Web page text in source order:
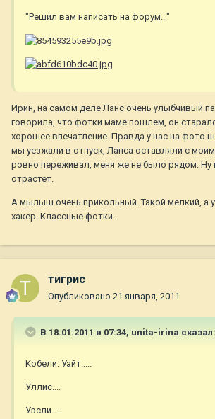
"Решил вам написать на форум..."
Ирин, на самом деле Ланс очень улыбчивый
говорила, что фотки маме пошлем, он
хорошее впечатление. Правда у нас на фото
мы уезжали в отпуск, Ланса оставляли с
ровно переживал, меня же не было рядом. Ну
отрастет.
А мылыш очень прикольный. Такой мелкий, а
хакер. Классные фотки.
тигрис
Опубликовано 21 января, 2011
В 18.01.2011 в 07:34, unita-irina сказал:
Кобели: Уайт.....
Уллис....
Уэсли.....